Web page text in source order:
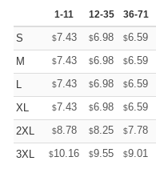
1-11 12-35 36-71
S $7.43 $6.98 $6.59
M
$7.43 $6.98 $6.59
L
$7.43 $6.98 $6.59
XL
$7.43 $6.98 $6.59
2XL
$8.78 $8.25 $7.78
3XL
$10.16 $9.55 $9.01